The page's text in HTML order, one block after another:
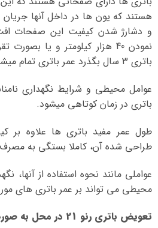
هستند که یون ها در داخل آنها جریان
و دشارژ شدن کیفیت این صفحات
نمودن 40 هزار کیلومتر و یا
باتری 3 سال بگذرد عمر باتری تمام میشود.
عوامل محیطی و شرایط نگهداری
باتری در زمان کوتاهی میشود.
طول عمر مفید باتری ها علاوه بر
طراحی شده آن، کاملا بستگی به مصرف
عواملی مانند نحوه استفاده از آنها،
محیطی می تواند بر عمر باتری های
تعویض باتری رنو 21 در محل به صورت رایگان